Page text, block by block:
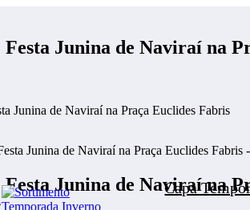
Capa
Junina de Naviraí na
Junina de Naviraí na Praça Euclides Fabris
Junina de Naviraí na